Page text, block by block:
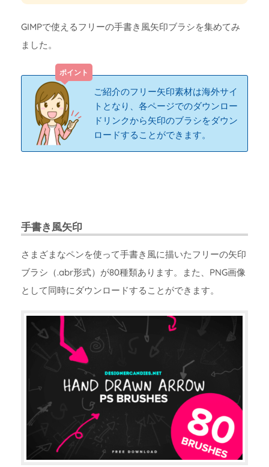
GIMPで使えるフリーの手書き風矢印ブラシを集めてみ
ました。
ご紹介のフリー矢印素材は海外サイ
トとなり、各ページでのダウンロー
ドリンクから矢印のブラシをダウン
ロードすることができます。
手書き風矢印
さまざまなペンを使って手書き風に描いたフリーの矢印
ブラシ（.abr形式）が80種類あります。また、PNG画像
として同時にダウンロードすることができます。